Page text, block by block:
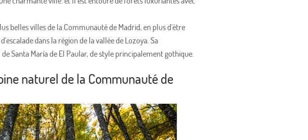
belles villes de la Communauté de Madrid, en plus d'être
dans la région de la vallée de Lozoya. Sa
Santa María de El Paular, de style principalement gothique.
naturel de la Communauté de